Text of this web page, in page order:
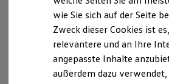
Digitales Bordbuch
Fahrerassistenz- und
Kontrollleuchten
Batterieverordnung
XTL-Dieselkraftstoff
Über die Hälfte des weltweit
aus der Demokratischen Republik
Teil wird im industriellen Tagebau
Menschen aber auch auf eigene
geschieht unter Umwelt-, Sozial- und
wie Sie sich auf der Seite
Zweck dieser Cookies ist
relevantere und an Ihre
angepasste Inhalte
außerdem dazu verwendet,